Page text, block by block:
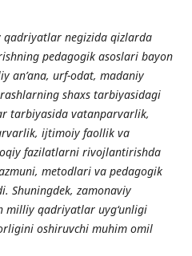
negizida qizlarda
pedagogik asoslari bayon
an’ana, urf-odat, madaniy
shaxs tarbiyasidagi
tarbiyasida vatanparvarlik,
ijtimoiy faollik va
fazilatlarni rivojlantirishda
metodlari va pedagogik
Shuningdek, zamonaviy
milliy qadriyatlar uyg‘unligi
oshiruvchi muhim omil